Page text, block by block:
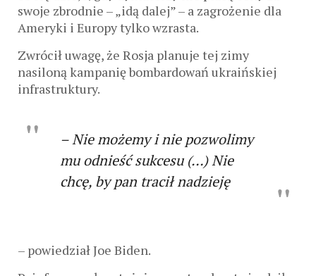
swoje zbrodnie – „idą dalej” – a zagrożenie dla
Ameryki i Europy tylko wzrasta.
Zwrócił uwagę, że Rosja planuje tej zimy
nasiloną kampanię bombardowań ukraińskiej
infrastruktury.
– Nie możemy i nie pozwolimy
mu odnieść sukcesu (…) Nie
chcę, by pan tracił nadzieję
– powiedział Joe Biden.